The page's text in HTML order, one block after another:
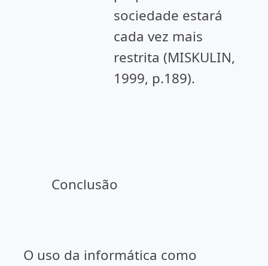
sociedade estará
cada vez mais
restrita (MISKULIN,
1999, p.189).
Conclusão
O uso da informática como